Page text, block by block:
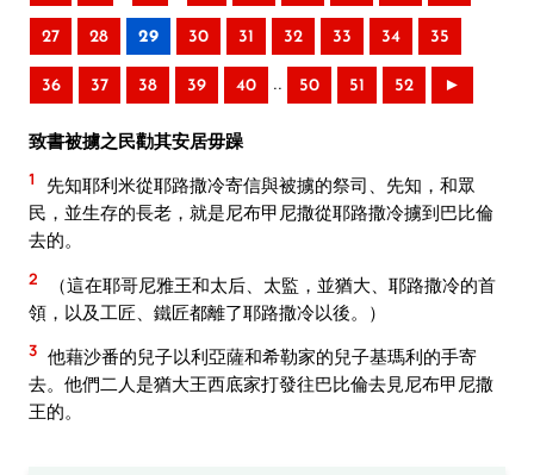
27 28 29 30 31 32 33 34 35
36 37 38 39 40 .. 50 51 52 ►
致書被擄之民勸其安居毋躁
1
先知耶利米從耶路撒冷寄信與被擄的祭司、先知，和眾
民，並生存的長老，就是尼布甲尼撒從耶路撒冷擄到巴比倫
去的。
2
（這在耶哥尼雅王和太后、太監，並猶大、耶路撒冷的首
領，以及工匠、鐵匠都離了耶路撒冷以後。）
3 他藉沙番的兒子以利亞薩和希勒家的兒子基瑪利的手寄
去。他們二人是猶大王西底家打發往巴比倫去見尼布甲尼撒
王的。